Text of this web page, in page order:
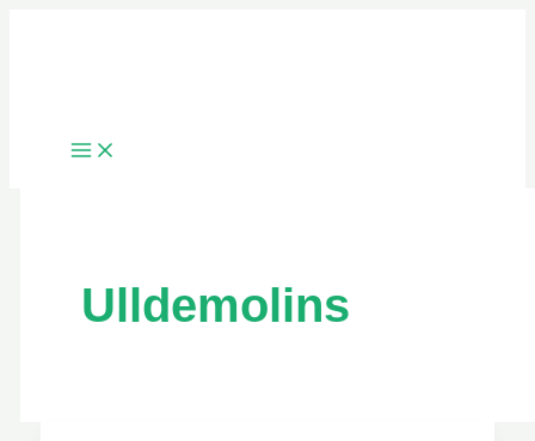
Ulldemolins